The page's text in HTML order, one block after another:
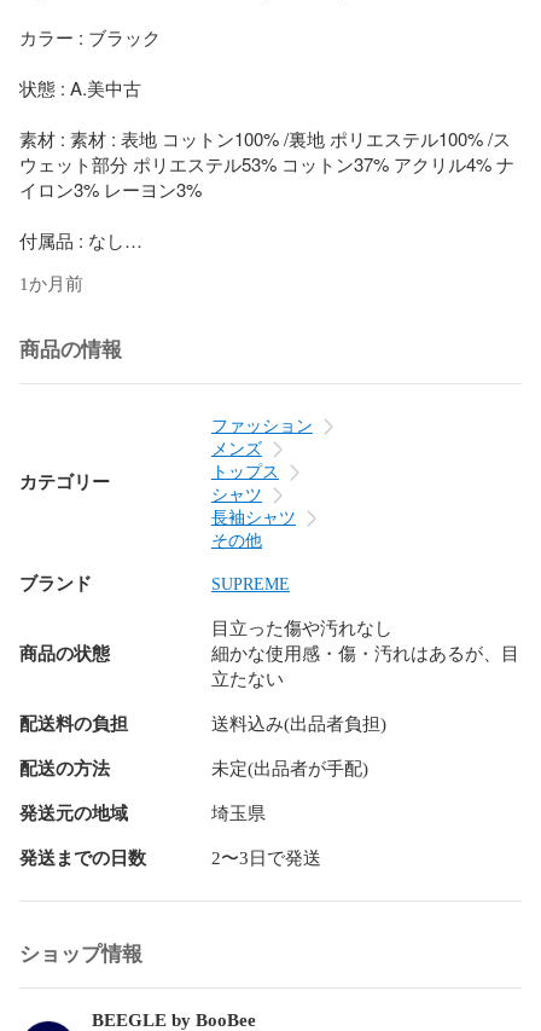
カラー : ブラック
状態 : A.美中古
素材 : 素材 : 表地 コットン100% /裏地 ポリエステル100% /ス
ウェット部分 ポリエステル53% コットン37% アクリル4% ナ
イロン3% レーヨン3%
付属品 : なし
〈キーポイント〉
ニムシャツです。フードにはスクリプトロゴ刺繍がデザイン
されています。
この商品は店舗、その他ショッピングモール併用の商品で
す。売り切れの場合はご了承ください。
1か月前
商品の情報
カテゴリー
ファッション
メンズ
トップス
シャツ
長袖シャツ
その他
ブランド SUPREME
商品の状態
目立った傷や汚れなし
細かな使用感・傷・汚れはあるが、目
立たない
配送料の負担 送料込み(出品者負担)
配送の方法 未定(出品者が手配)
発送元の地域 埼玉県
発送までの日数 2〜3日で発送
ショップ情報
BEEGLE by BooBee